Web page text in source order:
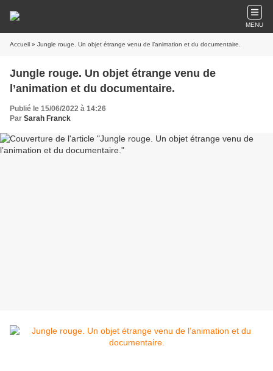
MENU
Accueil » Jungle rouge. Un objet étrange venu de l’animation et du documentaire.
Jungle rouge. Un objet étrange venu de
l’animation et du documentaire.
Publié le 15/06/2022 à 14:26
Par Sarah Franck